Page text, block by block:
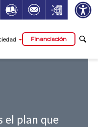
Icon Icon Icon
Financiación
el plan que